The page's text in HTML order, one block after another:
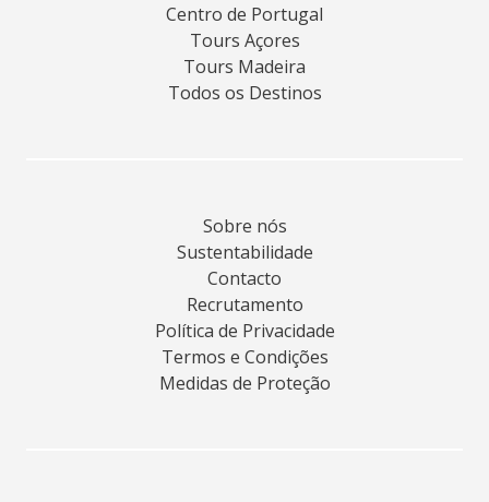
Centro de Portugal
Tours Açores
Tours Madeira
Todos os Destinos
Sobre nós
Sustentabilidade
Contacto
Recrutamento
Política de Privacidade
Termos e Condições
Medidas de Proteção